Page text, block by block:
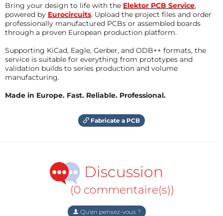
Bring your design to life with the Elektor PCB Service,
powered by Eurocircuits. Upload the project files and order
professionally manufactured PCBs or assembled boards
through a proven European production platform.
Supporting KiCad, Eagle, Gerber, and ODB++ formats, the
service is suitable for everything from prototypes and
validation builds to series production and volume
manufacturing.
Made in Europe. Fast. Reliable. Professional.
Fabricate a PCB
Discussion
(0 commentaire(s))
Qu'en pensez-vous ?